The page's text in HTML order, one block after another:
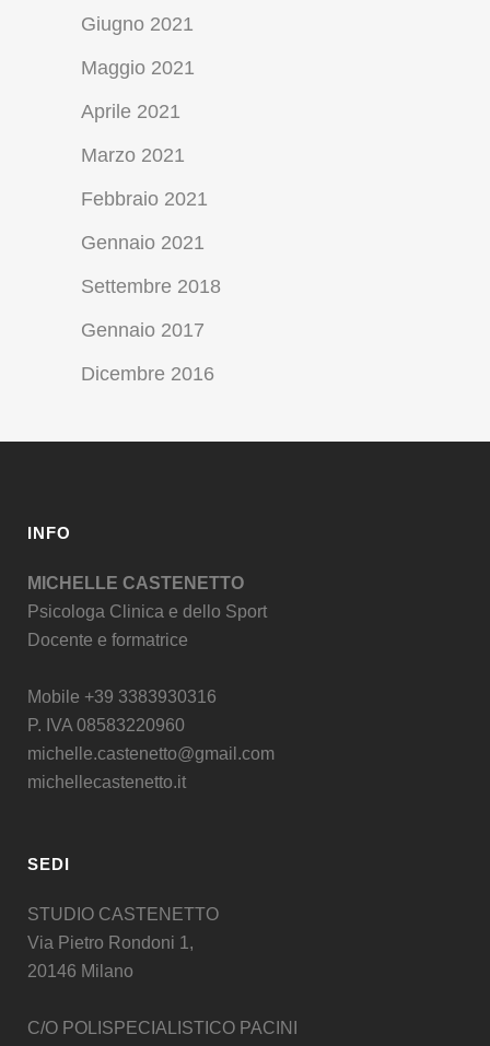
Giugno 2021
Maggio 2021
Aprile 2021
Marzo 2021
Febbraio 2021
Gennaio 2021
Settembre 2018
Gennaio 2017
Dicembre 2016
INFO
MICHELLE CASTENETTO
Psicologa Clinica e dello Sport
Docente e formatrice
Mobile +39 3383930316
P. IVA 08583220960
michelle.castenetto@gmail.com
michellecastenetto.it
SEDI
STUDIO CASTENETTO
Via Pietro Rondoni 1,
20146 Milano
C/O POLISPECIALISTICO PACINI